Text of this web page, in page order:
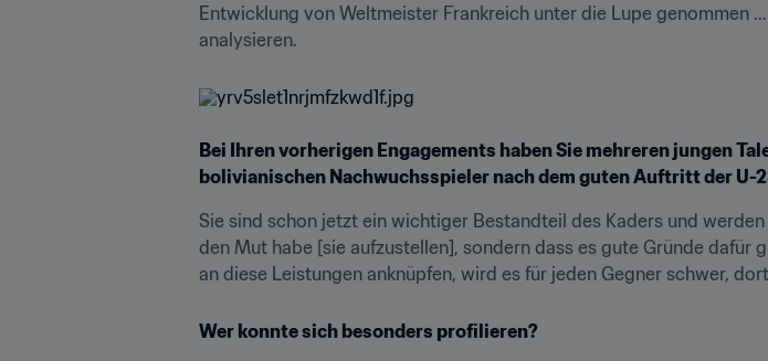
Entwicklung von Weltmeister Frankreich unter die Lupe genommen
analysieren.
Bei Ihren vorherigen Engagements haben Sie mehreren jungen
bolivianischen Nachwuchsspieler nach dem guten Auftritt der
Sie sind schon jetzt ein wichtiger Bestandteil des Kaders und
den Mut habe [sie aufzustellen], sondern dass es gute Gründe dafür
an diese Leistungen anknüpfen, wird es für jeden Gegner schwer,
Wer konnte sich besonders profilieren?